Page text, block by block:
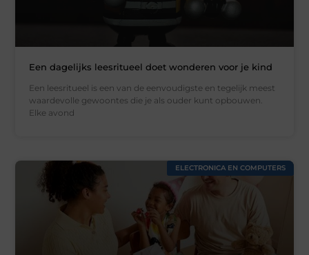
Een dagelijks leesritueel doet wonderen voor je kind
Een leesritueel is een van de eenvoudigste en tegelijk meest
waardevolle gewoontes die je als ouder kunt opbouwen.
Elke avond
ELECTRONICA EN COMPUTERS